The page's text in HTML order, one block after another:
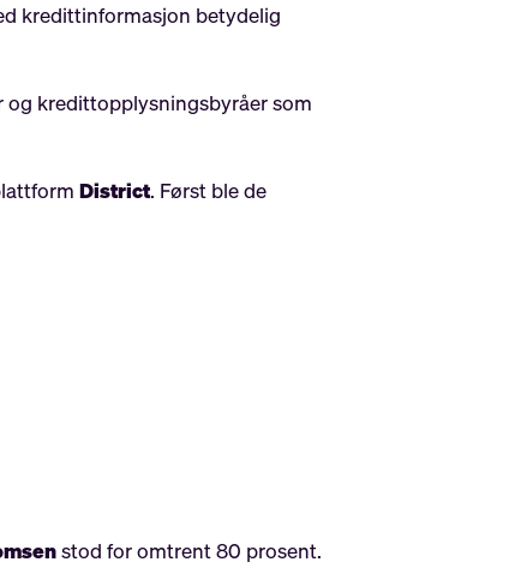
kredittinformasjon betydelig
og kredittopplysningsbyråer som
District. Først ble de
stod for omtrent 80 prosent.